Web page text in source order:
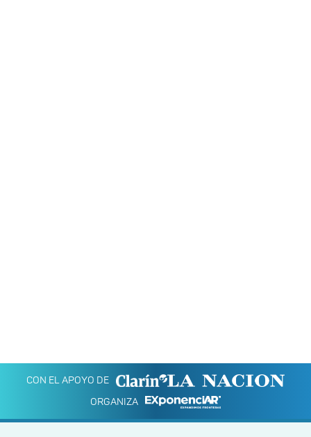
CON EL APOYO DE
ORGANIZA